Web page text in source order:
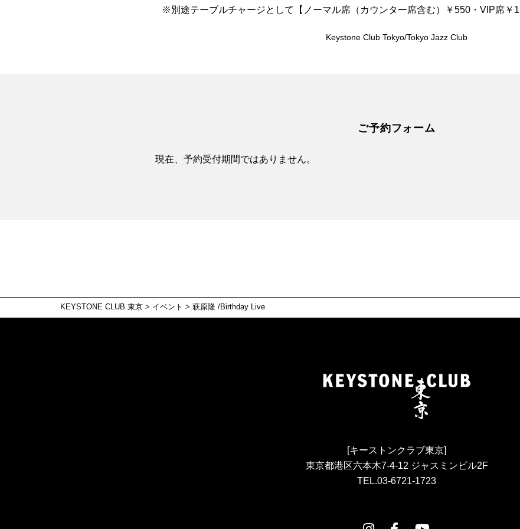
※別途テーブルチャージとして【ノーマル席（カウンター席含む）￥550・VIP席￥
Keystone Club Tokyo/Tokyo Jazz Club
ご予約フォーム
現在、予約受付期間ではありません。
KEYSTONE CLUB 東京 > イベント > 萩原隆 /Birthday Live
[キーストンクラブ東京]
東京都港区六本木7-4-12 ジャスミンビル2F
TEL.03-6721-1723